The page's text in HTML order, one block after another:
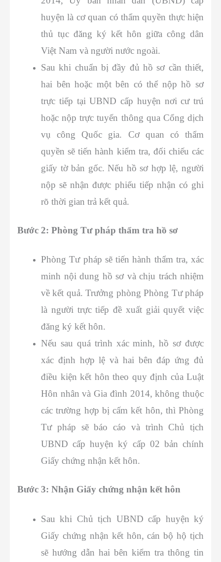
huyện là cơ quan có thẩm quyền thực hiện
thủ tục đăng ký kết hôn giữa công dân
Việt Nam và người nước ngoài.
Sau khi chuẩn bị đầy đủ hồ sơ cần thiết,
hai bên hoặc một bên có thể nộp hồ sơ
trực tiếp tại UBND cấp huyện nơi cư trú
hoặc nộp trực tuyến thông qua Cổng dịch
vụ công Quốc gia. Cơ quan có thẩm
quyền sẽ tiến hành kiểm tra, đối chiếu các
giấy tờ bản gốc. Nếu hồ sơ hợp lệ, người
nộp sẽ nhận được phiếu tiếp nhận có ghi
rõ thời gian trả kết quả.
Bước 2: Phòng Tư pháp thẩm tra hồ sơ
Phòng Tư pháp sẽ tiến hành thẩm tra, xác
minh nội dung hồ sơ và chịu trách nhiệm
về kết quả. Trưởng phòng Phòng Tư pháp
là người trực tiếp đề xuất giải quyết việc
đăng ký kết hôn.
Nếu sau quá trình xác minh, hồ sơ được
xác định hợp lệ và hai bên đáp ứng đủ
điều kiện kết hôn theo quy định của Luật
Hôn nhân và Gia đình 2014, không thuộc
các trường hợp bị cấm kết hôn, thì Phòng
Tư pháp sẽ báo cáo và trình Chủ tịch
UBND cấp huyện ký cấp 02 bản chính
Giấy chứng nhận kết hôn.
Bước 3: Nhận Giấy chứng nhận kết hôn
Sau khi Chủ tịch UBND cấp huyện ký
Giấy chứng nhận kết hôn, cán bộ hộ tịch
sẽ hướng dẫn hai bên kiểm tra thông tin